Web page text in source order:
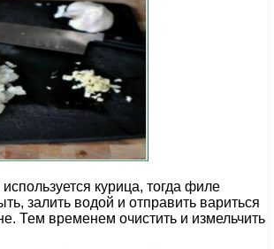
курица, тогда филе
залить водой и отправить вариться
Тем временем очистить и измельчить